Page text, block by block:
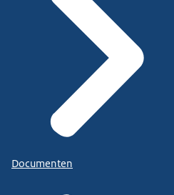
Documenten